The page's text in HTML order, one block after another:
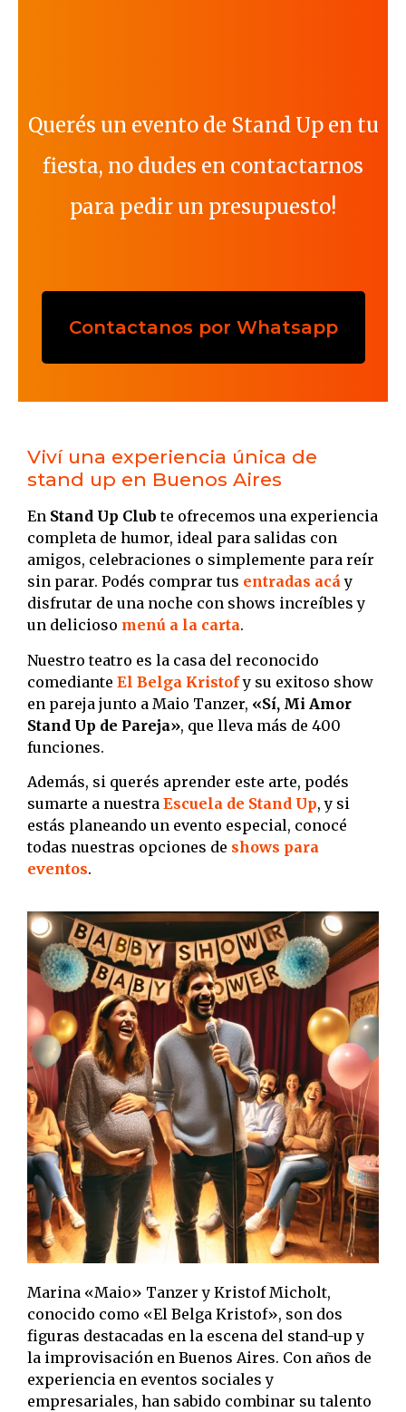
Querés un evento de Stand Up en tu
fiesta, no dudes en contactarnos
para pedir un presupuesto!
Contactanos por Whatsapp
Viví una experiencia única de
stand up en Buenos Aires
En Stand Up Club te ofrecemos una experiencia
completa de humor, ideal para salidas con
amigos, celebraciones o simplemente para reír
sin parar. Podés comprar tus entradas acáy
disfrutar de una noche con shows increíbles y
un delicioso menú a la carta.
Nuestro teatro es la casa del reconocido
comediante El Belga Kristofy su exitoso show
en pareja junto a Maio Tanzer, «Sí, Mi Amor
Stand Up de Pareja», que lleva más de 400
funciones.
Además, si querés aprender este arte, podés
sumarte a nuestra Escuela de Stand Up, y si
estás planeando un evento especial, conocé
todas nuestras opciones de shows para
eventos.
Marina «Maio» Tanzer y Kristof Micholt,
conocido como «El Belga Kristof», son dos
figuras destacadas en la escena del stand-up y
la improvisación en Buenos Aires. Con años de
experiencia en eventos sociales y
empresariales, han sabido combinar su talento